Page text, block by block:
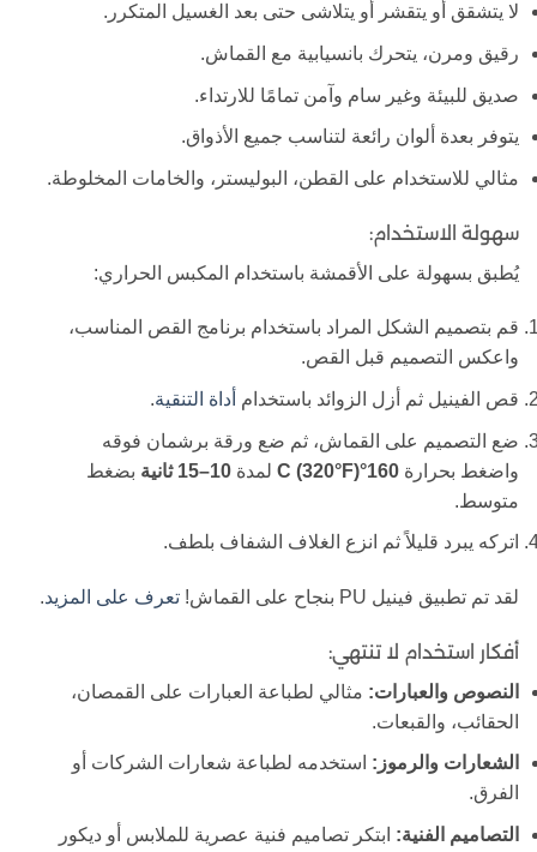
لا يتشقق أو يتقشر أو يتلاشى حتى بعد الغسيل المتكرر.
رقيق ومرن، يتحرك بانسيابية مع القماش.
صديق للبيئة وغير سام وآمن تمامًا للارتداء.
يتوفر بعدة ألوان رائعة لتناسب جميع الأذواق.
مثالي للاستخدام على القطن، البوليستر، والخامات المخلوطة.
سهولة الاستخدام:
يُطبق بسهولة على الأقمشة باستخدام المكبس الحراري:
قم بتصميم الشكل المراد باستخدام برنامج القص المناسب،
واعكس التصميم قبل القص.
قص الفينيل ثم أزل الزوائد باستخدام أداة التنقية.
ضع التصميم على القماش، ثم ضع ورقة برشمان فوقه
واضغط بحرارة 160°C (320°F) لمدة 10–15 ثانية
بضغط
متوسط.
اتركه يبرد قليلاً ثم انزع الغلاف الشفاف بلطف.
لقد تم تطبيق فينيل PU بنجاح على القماش! تعرف على المزيد.
أفكار استخدام لا تنتهي:
النصوص والعبارات: مثالي لطباعة العبارات على القمصان،
الحقائب، والقبعات.
الشعارات والرموز: استخدمه لطباعة شعارات الشركات أو
الفرق.
التصاميم الفنية: ابتكر تصاميم فنية عصرية للملابس أو ديكور